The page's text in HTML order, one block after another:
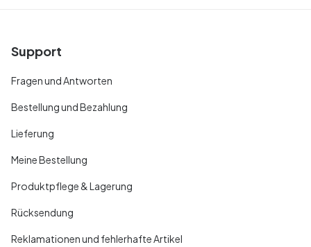
Support
Fragen und Antworten
Bestellung und Bezahlung
Lieferung
Meine Bestellung
Produktpflege & Lagerung
Rücksendung
Reklamationen und fehlerhafte Artikel